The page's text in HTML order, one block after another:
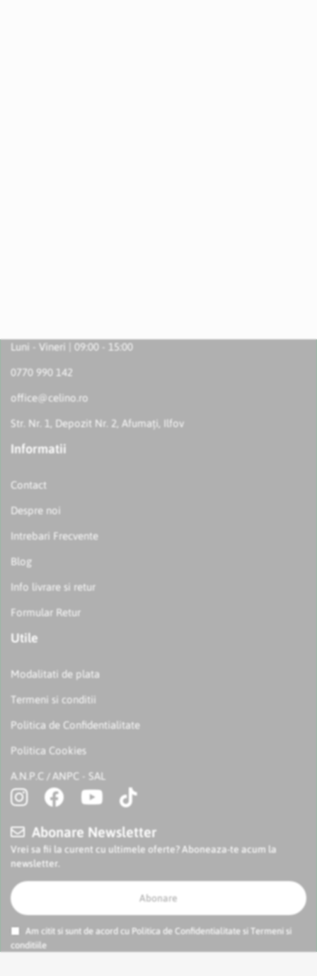
Luni - Vineri | 09:00 - 15:00
0770 990 142
office@celino.ro
Str. Nr. 1, Depozit Nr. 2, Afumați, Ilfov
Informatii
Contact
Despre noi
Intrebari Frecvente
Blog
Info livrare si retur
Formular Retur
Utile
Modalitati de plata
Termeni si conditii
Politica de Confidentialitate
Politica Cookies
A.N.P.C / ANPC - SAL
Abonare Newsletter
Vrei sa fii la curent cu ultimele oferte? Aboneaza-te acum la
newsletter.
Abonare
Am citit si sunt de acord cu Politica de Confidentialitate si
Termeni si
conditiile